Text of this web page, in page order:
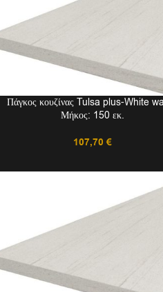
Πάγκος κουζίνας Tulsa plus-White
Μήκος: 150 εκ.
107,70€